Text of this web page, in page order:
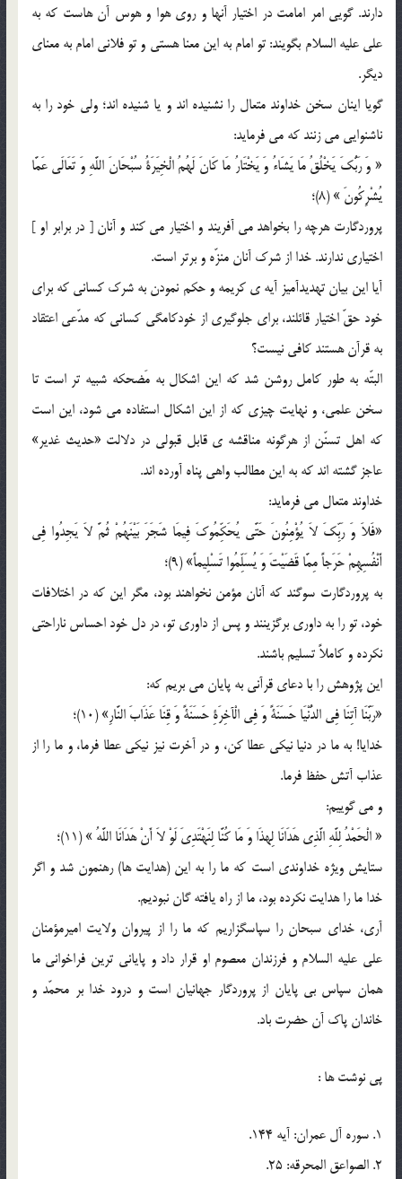
دارند. گويي امر امامت در اختيار آنها و روي هوا و هوس آن هاست كه به
علي عليه السلام بگويند: تو امام به اين معنا هستي و تو فلاني امام به معناي
ديگر.
گويا اينان سخن خداوند متعال را نشنيده اند و يا شنيده اند؛ ولي خود را به
ناشنوايي مي زنند كه مي فرمايد:
« وَ رَبُّکَ يَخْلُقُ مَا يَشَاءُ وَ يَخْتَارُ مَا کَانَ لَهُمُ الْخِيَرَةُ سُبْحَانَ اللَّهِ وَ تَعَالَى عَمَّا
يُشْرِکُونَ‌ » (8)؛
پروردگارت هرچه را بخواهد مي آفريند و اختيار مي كند و آنان [ در برابر او ]
اختياري ندارند. خدا از شرك آنان منزّه و برتر است.
آيا اين بيان تهديدآميز آيه ي كريمه و حكم نمودن به شرك كساني كه براي
خود حقّ اختيار قائلند، براي جلوگيري از خودكامگي كساني كه مدّعي اعتقاد
به قرآن هستند كافي نيست؟
البتّه به طور كامل روشن شد كه اين اشكال به مَضحكه شبيه تر است تا
سخن علمي، و نهايت چيزي كه از اين اشكال استفاده مي شود، اين است
كه اهل تسنّن از هرگونه مناقشه ي قابل قبولي در دلالت «حديث غدير»
عاجز گشته اند كه به اين مطالب واهي پناه آورده اند.
خداوند متعال مي فرمايد:
«فَلاَ وَ رَبِّکَ لاَ يُؤْمِنُونَ حَتَّى يُحَکِّمُوکَ فِيمَا شَجَرَ بَيْنَهُمْ ثُمَّ لاَ يَجِدُوا فِي
أَنْفُسِهِمْ حَرَجاً مِمَّا قَضَيْتَ وَ يُسَلِّمُوا تَسْلِيماً» (9)؛
به پروردگارت سوگند كه آنان مؤمن نخواهند بود، مگر اين كه در اختلافات
خود، تو را به داوري برگزينند و پس از داوري تو، در دل خود احساس ناراحتي
نكرده و كاملاً تسليم باشند.
اين پژوهش را با دعاي قرآني به پايان مي بريم كه:
«رَبَّنَا آتِنَا فِي الدُّنْيَا حَسَنَةً وَ فِي الْآخِرَةِ حَسَنَةً وَ قِنَا عَذَابَ النَّارِ» (10)؛
خدايا! به ما در دنيا نيكي عطا كن، و در آخرت نيز نيكي عطا فرما، و ما را از
عذاب آتش حفظ فرما.
و مي گوييم:
« الْحَمْدُ لِلَّهِ الَّذِي هَدَانَا لِهذَا وَ مَا کُنَّا لِنَهْتَدِيَ لَوْ لاَ أَنْ هَدَانَا اللَّهُ » (11)؛
ستايش ويژه خداوندي است كه ما را به اين (هدايت ها) رهنمون شد و اگر
خدا ما را هدايت نكرده بود، ما از راه يافته گان نبوديم.
آري، خداي سبحان را سپاسگزاريم كه ما را از پيروان ولايت اميرمؤمنان
علي عليه السلام و فرزندان معصوم او قرار داد و پاياني ترين فراخواني ما
همان سپاس بي پايان از پروردگار جهانيان است و درود خدا بر محمّد و
خاندان پاك آن حضرت باد.
پي نوشت ها :
1. سوره آل عمران: آيه 144.
2. الصواعق المحرقه: 25.